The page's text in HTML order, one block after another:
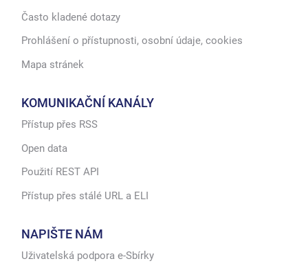
Často kladené dotazy
Prohlášení o přístupnosti, osobní údaje, cookies
Mapa stránek
KOMUNIKAČNÍ KANÁLY
Přístup přes RSS
Open data
Použití REST API
Přístup přes stálé URL a ELI
NAPIŠTE NÁM
Uživatelská podpora e-Sbírky